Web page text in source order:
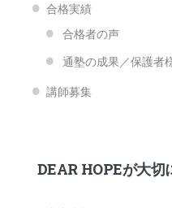
合格実績
合格者の声
通塾の成果／保護者
講師募集
DEAR HOPEが大切